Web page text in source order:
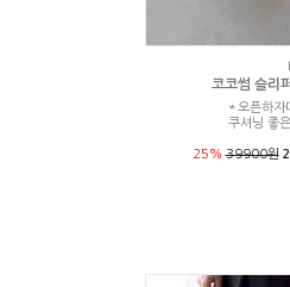
코코썸 슬리
＊오픈하자
쿠셔닝 좋
25%39900원